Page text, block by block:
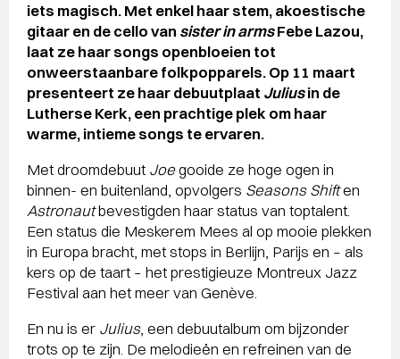
iets magisch. Met enkel haar stem, akoestische
gitaar en de cello van sister in armsFebe Lazou,
laat ze haar songs openbloeien tot
onweerstaanbare folkpopparels. Op 11 maart
presenteert ze haar debuutplaat Juliusin de
Lutherse Kerk, een prachtige plek om haar
warme, intieme songs te ervaren.
Met droomdebuut Joegooide ze hoge ogen in
binnen- en buitenland, opvolgers Seasons Shiften
Astronautbevestigden haar status van toptalent.
Een status die Meskerem Mees al op mooie plekken
in Europa bracht, met stops in Berlijn, Parijs en – als
kers op de taart – het prestigieuze Montreux Jazz
Festival aan het meer van Genève.
En nu is er Julius , een debuutalbum om bijzonder
trots op te zijn. De melodieën en refreinen van de